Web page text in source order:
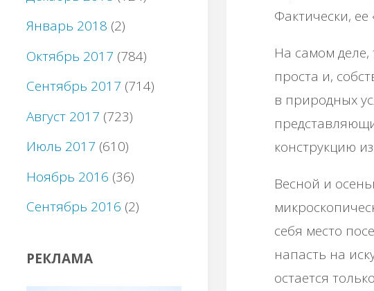
Фактически,
На самом
проста и,
в природных
конструкцию
Весной и
себя место
напасть на
остается
Январь 2018 (2)
Октябрь 2017 (784)
Сентябрь 2017 (714)
Август 2017 (723)
Июль 2017 (610)
Ноябрь 2016 (36)
Сентябрь 2016 (2)
РЕКЛАМА